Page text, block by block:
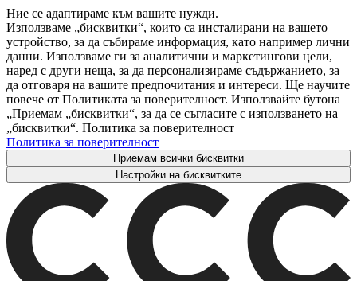
Ние се адаптираме към вашите нужди.
Използваме „бисквитки“, които са инсталирани на вашето
устройство, за да събираме информация, като например лични
данни. Използваме ги за аналитични и маркетингови цели,
наред с други неща, за да персонализираме съдържанието, за
да отговаря на вашите предпочитания и интереси. Ще научите
повече от Политиката за поверителност. Използвайте бутона
„Приемам „бисквитки“, за да се съгласите с използването на
„бисквитки“. Политика за поверителност
Политика за поверителност
Приемам всички бисквитки
Настройки на бисквитките